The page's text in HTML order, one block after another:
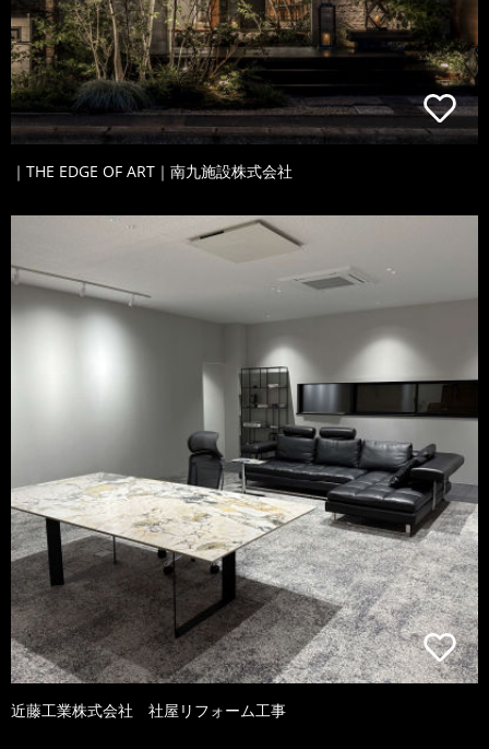
｜THE EDGE OF ART｜南九施設株式会社
近藤工業株式会社 社屋リフォーム工事